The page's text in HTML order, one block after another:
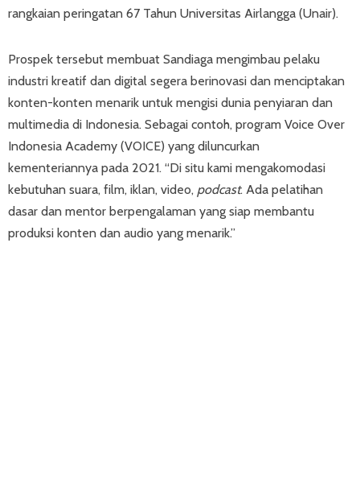
rangkaian peringatan 67 Tahun Universitas Airlangga (Unair).
Prospek tersebut membuat Sandiaga mengimbau pelaku
industri kreatif dan digital segera berinovasi dan menciptakan
konten-konten menarik untuk mengisi dunia penyiaran dan
multimedia di Indonesia. Sebagai contoh, program Voice Over
Indonesia Academy (VOICE) yang diluncurkan
kementeriannya pada 2021. “Di situ kami mengakomodasi
kebutuhan suara, film, iklan, video, podcast. Ada pelatihan
dasar dan mentor berpengalaman yang siap membantu
produksi konten dan audio yang menarik.”